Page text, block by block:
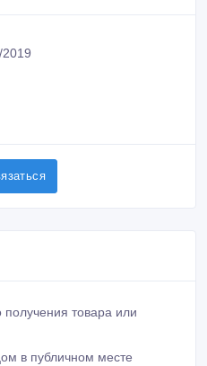
2019
товара или
в публичном месте